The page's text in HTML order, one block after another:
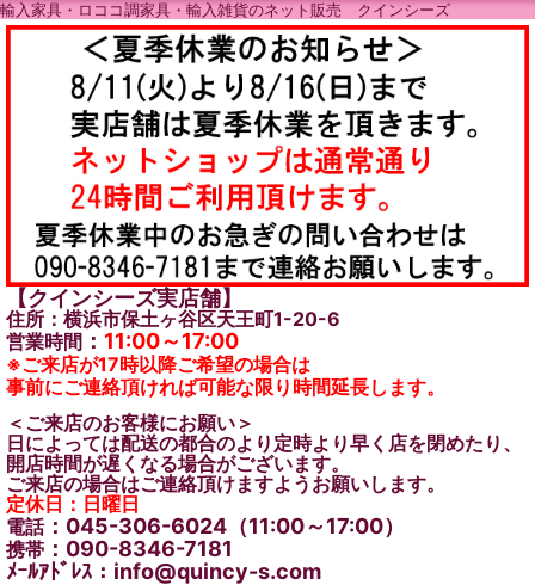
輸入家具・ロココ調家具・輸入雑貨のネット販売 クインシーズ
【クインシーズ実店舗】
住所：横浜市保土ヶ谷区天王町1-20-6
営業時間 ： 11:00～17:00
※ご来店が17時以降ご希望の場合は
事前にご連絡頂ければ可能な限り時間延長します。
＜ご来店のお客様にお願い＞
日によっては配送の都合のより定時より早く店を閉めたり、
開店時間が遅くなる場合がございます。
ご来店の場合はご連絡頂けますようお願いします。
定休日：日曜日
電話：045-306-6024（11:00～17:00）
携帯 ：090-8346-7181
ﾒｰﾙｱﾄﾞﾚｽ：info@quincy-s.com